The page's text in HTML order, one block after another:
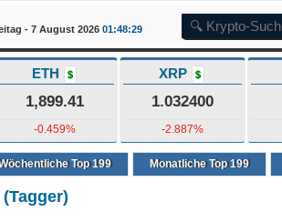
- 7 August 2026 01:48:30
ETH $
1,899.41
-0.459%
XRP $
1.032400
-2.887%
Top 199 Monatliche Top 199